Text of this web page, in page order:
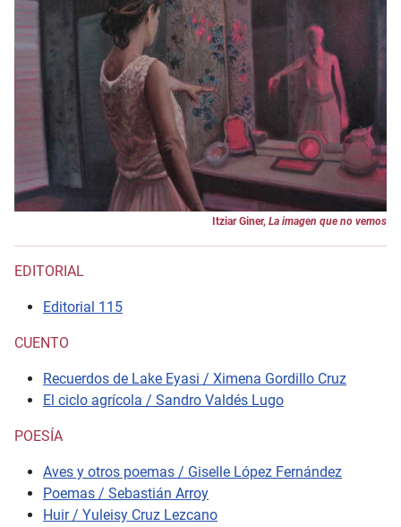
Itziar Giner, La imagen que no vemos
EDITORIAL
Editorial 115
CUENTO
Recuerdos de Lake Eyasi / Ximena Gordillo Cruz
El ciclo agrícola / Sandro Valdés Lugo
POESÍA
Aves y otros poemas / Giselle López Fernández
Poemas / Sebastián Arroy
Huir / Yuleisy Cruz Lezcano